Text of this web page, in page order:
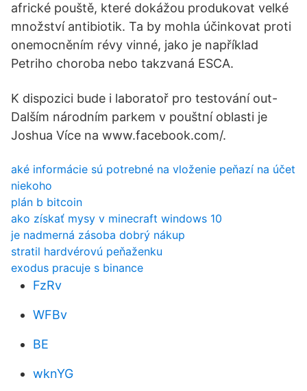
africké pouště, které dokážou produkovat velké
množství antibiotik. Ta by mohla účinkovat proti
onemocněním révy vinné, jako je například
Petriho choroba nebo takzvaná ESCA.
K dispozici bude i laboratoř pro testování out-
Dalším národním parkem v pouštní oblasti je
Joshua Více na www.facebook.com/.
aké informácie sú potrebné na vloženie peňazí na účet
niekoho
plán b bitcoin
ako získať mysy v minecraft windows 10
je nadmerná zásoba dobrý nákup
stratil hardvérovú peňaženku
exodus pracuje s binance
FzRv
WFBv
BE
wknYG